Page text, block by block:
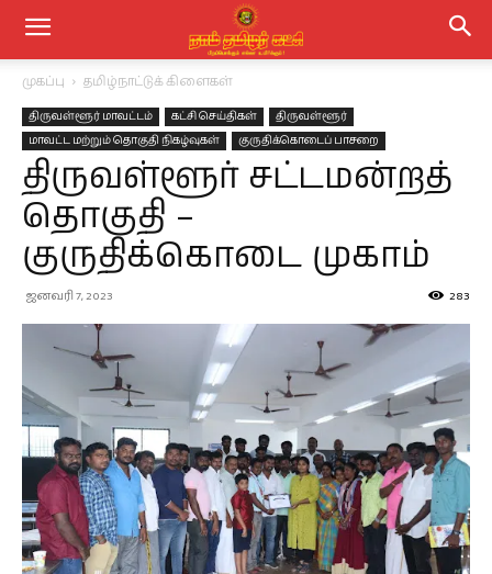
முகப்பு தமிழ்நாட்டுக் கிளைகள்
திருவள்ளூர் மாவட்டம் கட்சி செய்திகள்
திருவள்ளூர்
மாவட்ட மற்றும் தொகுதி நிகழ்வுகள்
குருதிக்கொடைப் பாசறை
திருவள்ளூர் சட்டமன்றத்
தொகுதி –
குருதிக்கொடை முகாம்
ஜனவரி 7, 2023 283